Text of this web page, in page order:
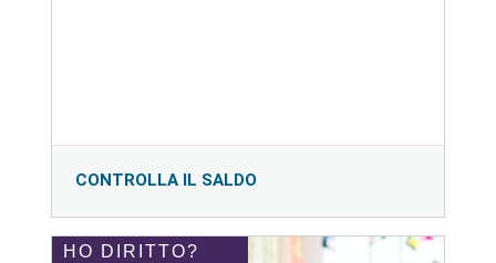
CONTROLLA IL SALDO
HO DIRITTO?